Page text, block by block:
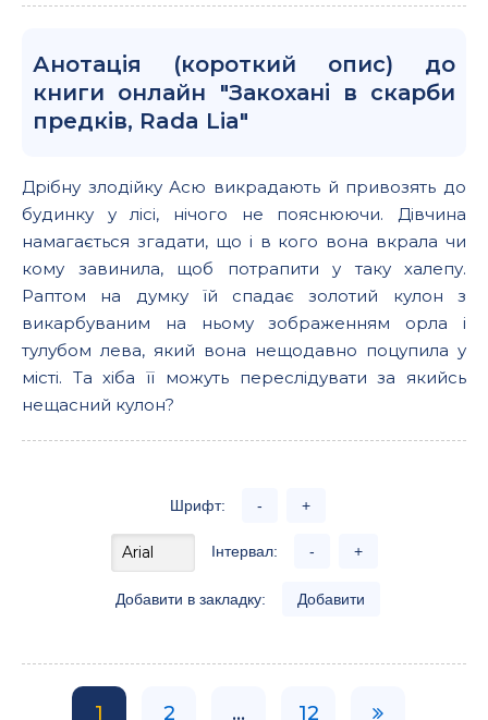
Анотація (короткий опис) до
книги онлайн "Закохані в скарби
предків, Rada Lia"
Дрібну злодійку Асю викрадають й привозять до
будинку у лісі, нічого не пояснюючи. Дівчина
намагається згадати, що і в кого вона вкрала чи
кому завинила, щоб потрапити у таку халепу.
Раптом на думку їй спадає золотий кулон з
викарбуваним на ньому зображенням орла і
тулубом лева, який вона нещодавно поцупила у
місті. Та хіба її можуть переслідувати за якийсь
нещасний кулон?
Шрифт: - +
Інтервал: - +
Добавити в закладку: Добавити
1 2 ... 12